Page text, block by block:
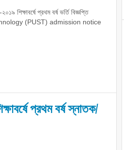
শিক্ষাবর্ষে প্রথম বর্ষ ভর্তি বিজ্ঞপ্তি
(PUST) admission notice
প্রথম বর্ষ স্নাতক/